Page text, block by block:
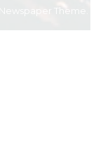
Theme.